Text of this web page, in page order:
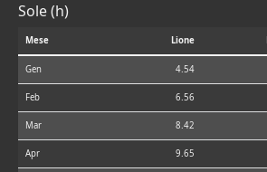
Sole (h)
Mese Lione
Gen 4.54
Feb 6.56
Mar 8.42
Apr 9.65